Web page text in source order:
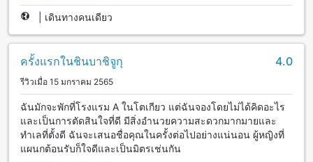
เดินทางคนเดียว
ครั้งแรกในชินบาชิจูกุ 4.0
รีวิวเมื่อ 15 มกราคม 2565
ฉันมักจะพักที่โรงแรม A ในโตเกียว แต่ฉันจองโดยไม่ได้คิดอะไร
และเป็นการตัดสินใจที่ดี มีสิ่งอำนวยความสะดวกมากมายและ
ทำเลที่ตั้งดี ฉันจะเสนอชื่อคุณในครั้งต่อไปอย่างแน่นอน ผู้หญิงที่
แผนกต้อนรับก็ใจดีและเป็นมิตรเช่นกัน